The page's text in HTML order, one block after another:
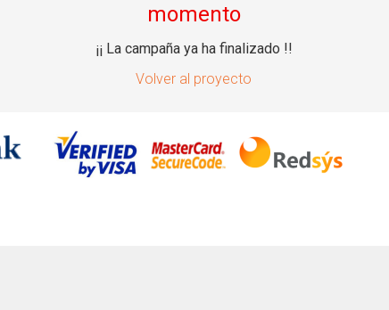
momento
¡¡ La campaña ya ha finalizado !!
Volver al proyecto